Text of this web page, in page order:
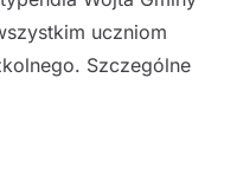
uczniom
Szczególne